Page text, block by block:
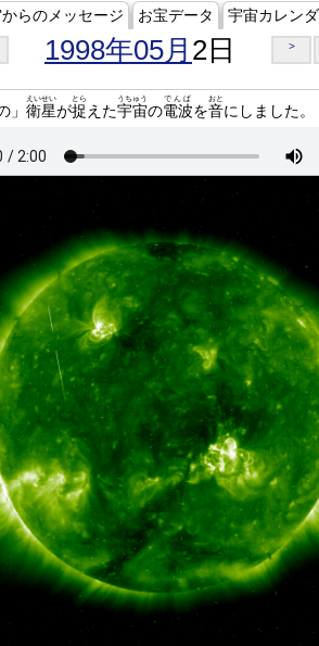
らのメッセージ お宝データ 宇宙カレン
1998年05月 2日 >
」 衛星
えいせい
が捉
とら
えた宇宙
うちゅう
の電波
でんぱ
を音
おと
にしました。